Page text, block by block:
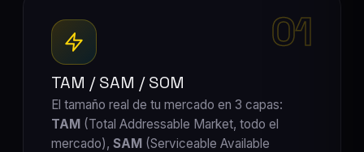
01
TAM / SAM / SOM
El tamaño real de tu mercado en 3 capas:
TAM (Total Addressable Market, todo el
mercado), SAM (Serviceable Available